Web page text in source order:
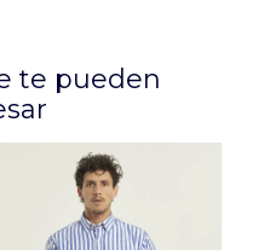
te pueden